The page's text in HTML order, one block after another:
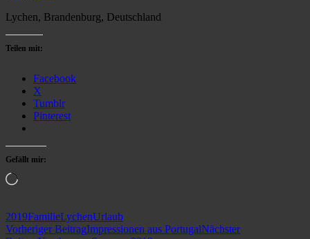
Lychen, Brandenburg, Deutschland
Teilen mit:
Facebook
X
Tumblr
Pinterest
Gefällt mir:
Wird
2019FamilieLychenUrlaub
Beitragsnavigation
Vorheriger BeitragImpressionen aus PortugalNächster